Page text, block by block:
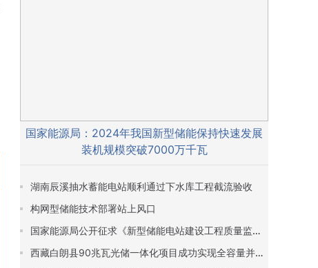
国家能源局：2024年我国新型储能保持快速发展
装机规模突破7000万千瓦
湖南辰溪抽水蓄能电站顺利通过下水库工程截流验收
构网型储能技术部署站上风口
国家能源局公开征求《新型储能电站建设工程质量监督检查大纲(征求意见稿)》意见
西藏白朗县90兆瓦光储一体化项目成功实现全容量并网发电